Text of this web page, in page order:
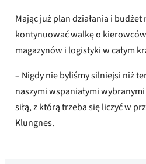
Mając już plan działania i budżet
kontynuować walkę o
magazynów i logistyki w całym
– Nigdy nie byliśmy silniejsi niż
naszymi wspaniałymi
siłą, z którą trzeba się liczyć w
Klungnes.